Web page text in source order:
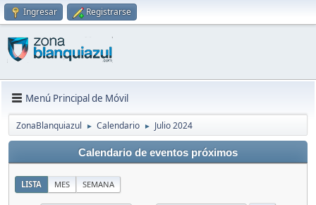
Ingresar Registrarse
Menú Principal de Móvil
ZonaBlanquiazul ► Calendario ► Julio 2024
Calendario de eventos próximos
LISTA MES SEMANA